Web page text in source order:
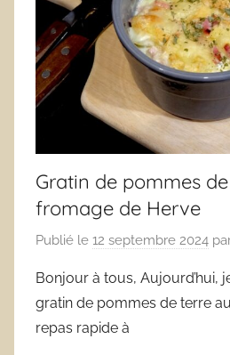
Gratin de pommes
fromage de Herve
Publié le 12 septembre 2024
Bonjour à tous, Aujourd’hui,
gratin de pommes de terre au
repas rapide à